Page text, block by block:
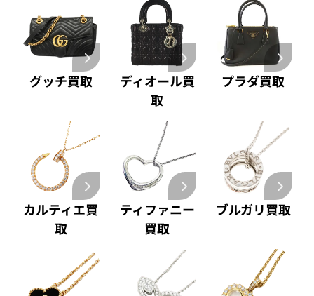
グッチ買取
ディオール買
取
プラダ買取
カルティエ買
取
ティファニー
買取
ブルガリ買取